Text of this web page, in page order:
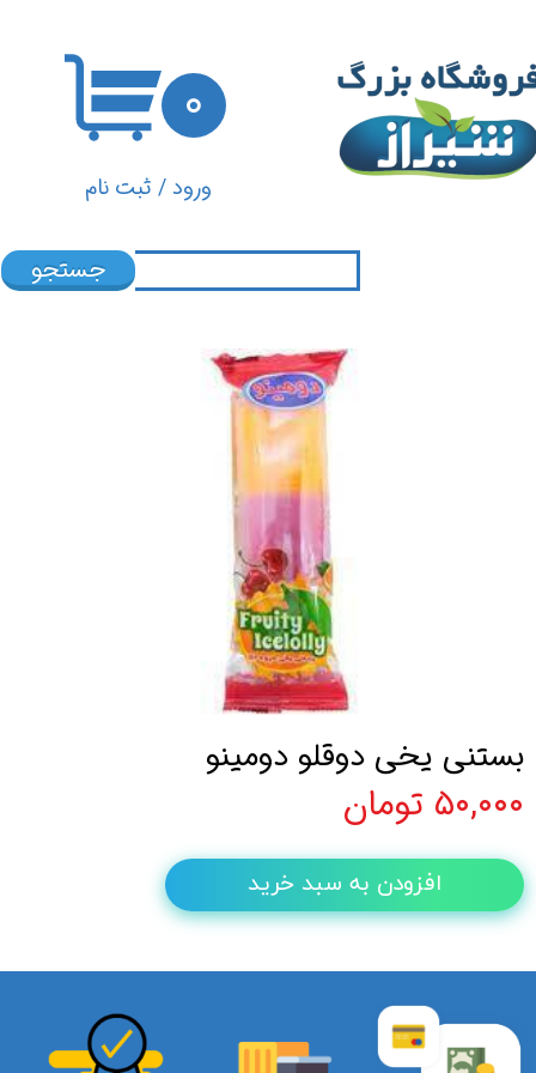
ورود/ ثبت نام
تغییر گذر واژه
سفارشات
۰
جستجو
بستنی یخی دوقلو دومینو
۵۰,۰۰۰ تومان
افزودن به سبد خرید